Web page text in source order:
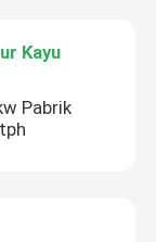
Kayu
Pabrik